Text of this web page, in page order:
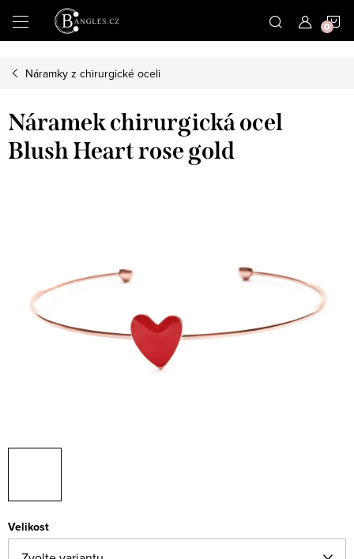
Přejít
na
Náramky z chirurgické oceli
Náramek chirurgická ocel
Blush Heart rose gold
Velikost